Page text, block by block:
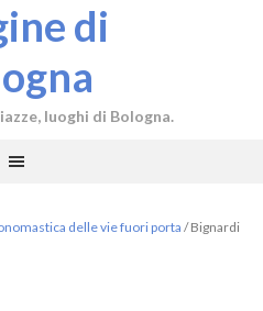
di
luoghi di Bologna.
delle vie fuori porta/Bignardi